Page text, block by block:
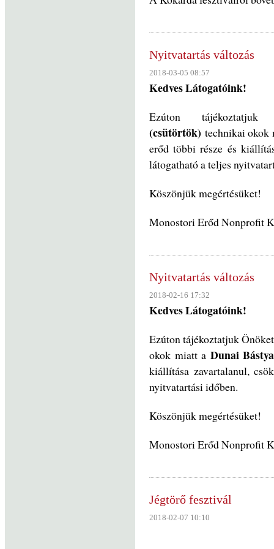
Nyitvatartás változás
2018-03-05 08:57
Kedves Látogatóink!
Ezúton
(csütörtök) technikai
erőd többi része és
látogatható a teljes
Köszönjük megértésüket!
Monostori Erőd Nonprofit
Nyitvatartás változás
2018-02-16 17:32
Kedves Látogatóink!
Ezúton tájékoztatjuk
okok miatt a Dunai Bástya
kiállítása zavartalanul,
nyitvatartási időben.
Köszönjük megértésüket!
Monostori Erőd Nonprofit
Jégtörő fesztivál
2018-02-07 10:10